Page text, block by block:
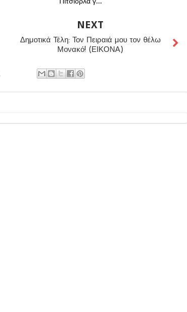
NEXT
Δημοτικά Τέλη: Τον Πειραιά μου τον θέλω
Μονακό! (ΕΙΚΟΝΑ)